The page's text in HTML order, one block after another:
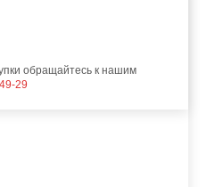
обращайтесь к нашим
29